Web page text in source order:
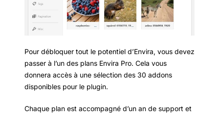
Pour débloquer tout le potentiel d’Envira, vous devez
passer à l’un des plans Envira Pro. Cela vous
donnera accès à une sélection des 30 addons
disponibles pour le plugin.
Chaque plan est accompagné d’un an de support et